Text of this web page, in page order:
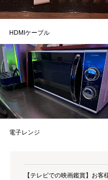
HDMIケーブル
電子レンジ
【テレビでの映画鑑賞】お客